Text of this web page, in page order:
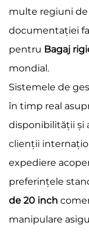
multe regiuni
documentației
pentru Bagaj
mondial.
Sistemele de
în timp real
disponibilității și
clienții
expediere
preferințele
de 20 inch
manipulare